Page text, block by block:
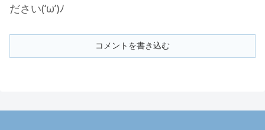
ださい(‘ω’)ﾉ
コメントを書き込む